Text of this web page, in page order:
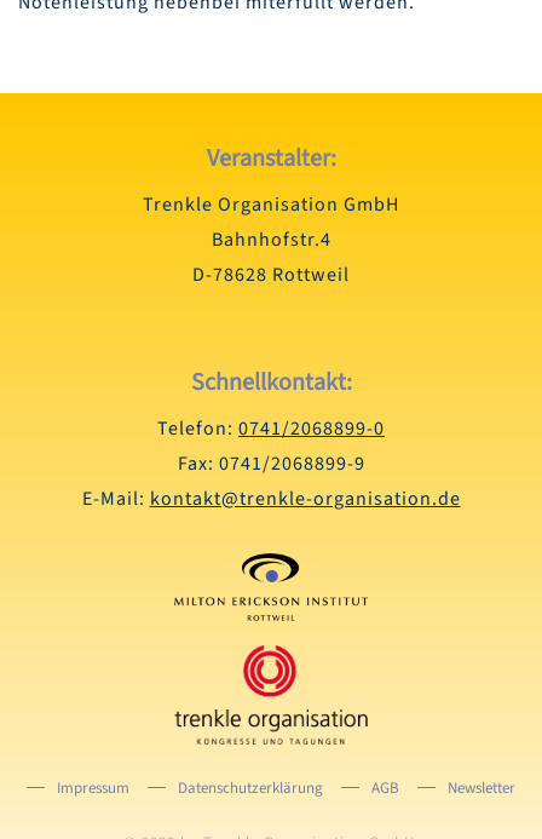
Veranstalter:
Trenkle Organisation GmbH
Bahnhofstr.4
D-78628 Rottweil
Schnellkontakt:
Telefon: 0741/2068899-0
Fax: 0741/2068899-9
E-Mail: kontakt@trenkle-organisation.de
Impressum Datenschutzerklärung AGB Newsletter